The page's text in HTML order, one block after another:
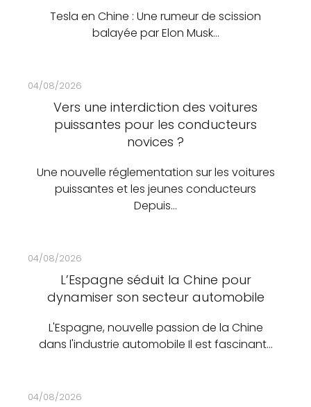
Tesla en Chine : Une rumeur de scission
balayée par Elon Musk…
04/08/2026
Vers une interdiction des voitures
puissantes pour les conducteurs
novices ?
Une nouvelle réglementation sur les voitures
puissantes et les jeunes conducteurs
Depuis…
04/08/2026
L’Espagne séduit la Chine pour
dynamiser son secteur automobile
L'Espagne, nouvelle passion de la Chine
dans l'industrie automobile Il est fascinant…
04/08/2026